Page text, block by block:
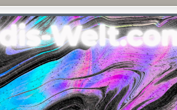
grosse Grössen und Accessoires